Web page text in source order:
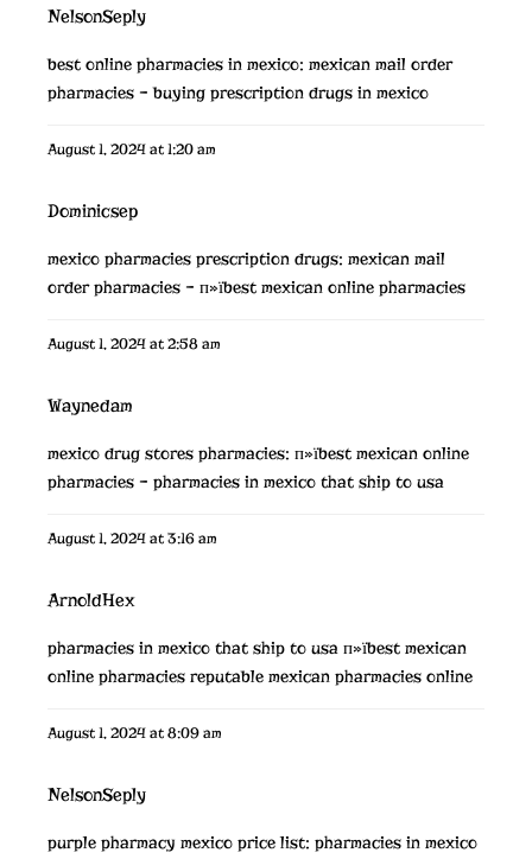
NelsonSeply
best online pharmacies in mexico: mexican mail order
pharmacies – buying prescription drugs in mexico
August 1, 2024 at 1:20 am
Dominicsep
mexico pharmacies prescription drugs: mexican mail
order pharmacies – п»їbest mexican online pharmacies
August 1, 2024 at 2:58 am
Waynedam
mexico drug stores pharmacies: п»їbest mexican online
pharmacies – pharmacies in mexico that ship to usa
August 1, 2024 at 3:16 am
ArnoldHex
pharmacies in mexico that ship to usa п»їbest mexican
online pharmacies reputable mexican pharmacies online
August 1, 2024 at 8:09 am
NelsonSeply
purple pharmacy mexico price list: pharmacies in mexico